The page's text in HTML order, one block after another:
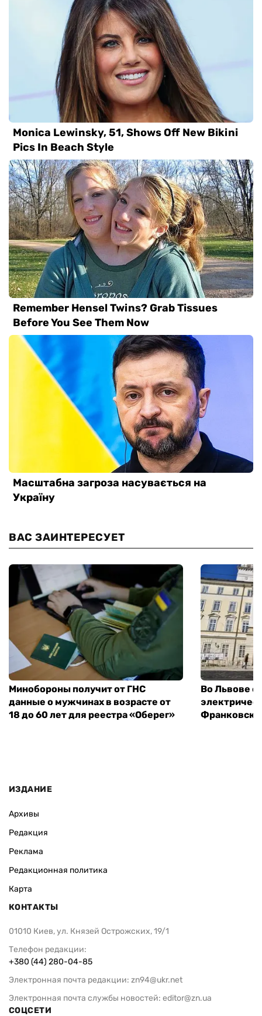
ВАС ЗАИНТЕРЕСУЕТ
Минобороны получит от ГНС
данные о мужчинах в возрасте от
18 до 60 лет для реестра «Оберег»
Во Львове
ИЗДАНИЕ
Архивы
Редакция
Реклама
Редакционная политика
Карта
КОНТАКТЫ
01010 Киев, ул. Князей Острожских, 19/1
Телефон редакции:
+380 (44) 280-04-85
Электронная почта редакции: zn94@ukr.net
Электронная почта службы новостей: editor@zn.ua
СОЦСЕТИ